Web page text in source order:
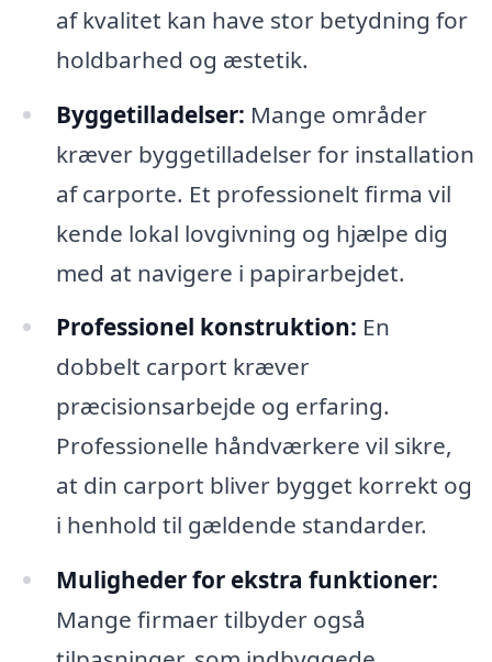
af kvalitet kan have stor betydning for
holdbarhed og æstetik.
Byggetilladelser: Mange områder
kræver byggetilladelser for installation
af carporte. Et professionelt firma vil
kende lokal lovgivning og hjælpe dig
med at navigere i papirarbejdet.
Professionel konstruktion: En
dobbelt carport kræver
præcisionsarbejde og erfaring.
Professionelle håndværkere vil sikre,
at din carport bliver bygget korrekt og
i henhold til gældende standarder.
Muligheder for ekstra funktioner:
Mange firmaer tilbyder også